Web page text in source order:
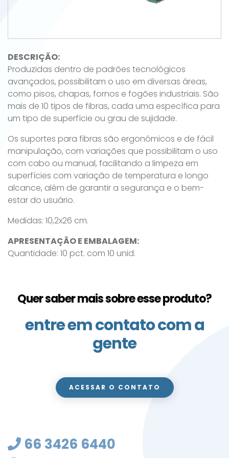
DESCRIÇÃO:
Produzidas dentro de padrões tecnológicos
avançados, possibilitam o uso em diversas áreas,
como pisos, chapas, fornos e fogões industriais. São
mais de 10 tipos de fibras, cada uma específica para
um tipo de superfície ou grau de sujidade.
Os suportes para fibras são ergonômicos e de fácil
manipulação, com variações que possibilitam o uso
com cabo ou manual, facilitando a limpeza em
superfícies com variação de temperatura e longo
alcance, além de garantir a segurança e o bem-
estar do usuário.
Medidas: 10,2x26 cm.
APRESENTAÇÃO E EMBALAGEM:
Quantidade: 10 pct. com 10 unid.
Quer saber mais sobre esse produto?
entre em contato com a
gente
ACESSAR O CONTATO
66 3426 6440